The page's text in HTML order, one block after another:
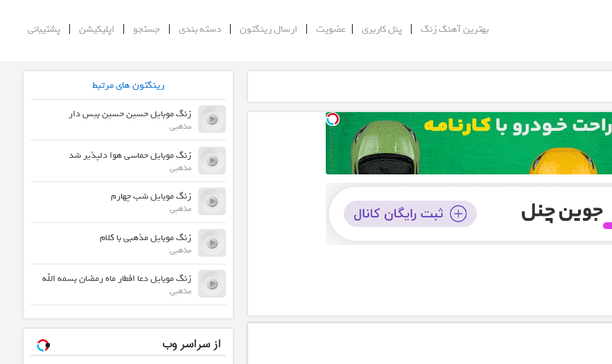
بهترین آهنگ زنگ |پنل کاربری | عضویت | ارسال رینگتون |دسته بندی | جستجو | اپلیکیشن |پشتیبانی
رینگتون های مرتبط
زنگ موبایل حسین حسین بیس دار
مذهبی
زنگ موبایل حماسی هوا دلپذیر شد
مذهبی
زنگ موبایل شب چهارم
مذهبی
زنگ موبایل مذهبی با کلام
مذهبی
زنگ موبایل دعا افطار ماه رمضان بسمه الله
مذهبی
از سراسر وب